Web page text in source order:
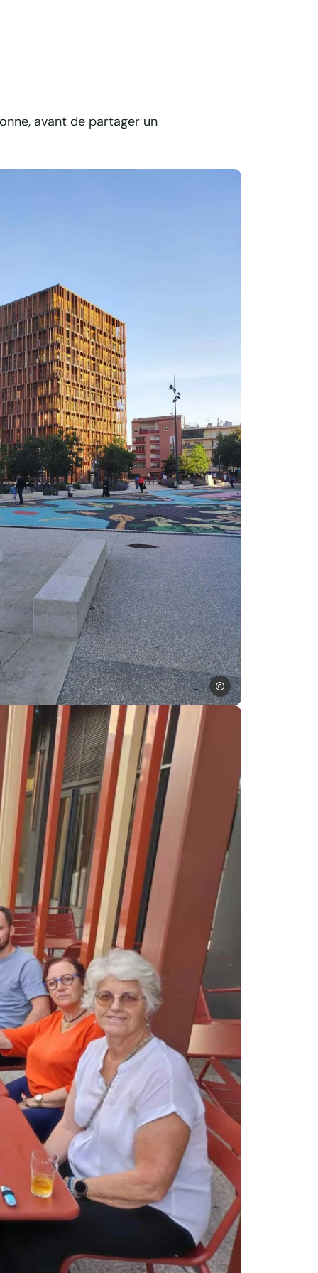
avant de partager un
techniques Clévacances – septembre 2025 à Toulouse, ©
Dominique Arnould – ADTA